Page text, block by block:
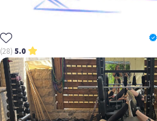
5.0
(28)